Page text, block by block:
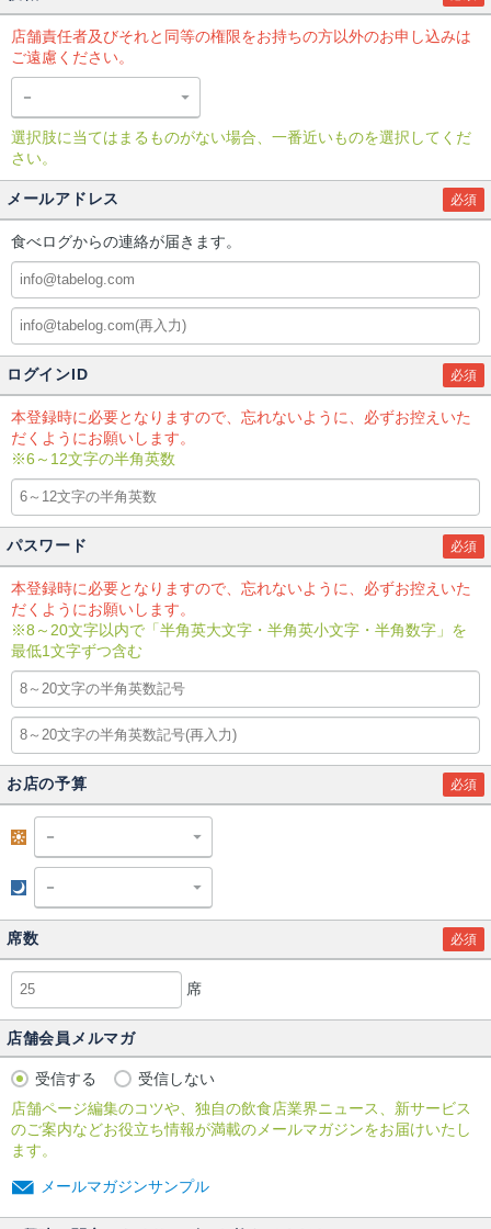
店舗責任者及びそれと同等の権限をお持ちの方以外のお申し込みは
ご遠慮ください。
選択肢に当てはまるものがない場合、一番近いものを選択してくだ
さい。
メールアドレス 必須
食べログからの連絡が届きます。
ログインID 必須
本登録時に必要となりますので、忘れないように、必ずお控えいた
だくようにお願いします。
※6～12文字の半角英数
パスワード 必須
本登録時に必要となりますので、忘れないように、必ずお控えいた
だくようにお願いします。
※8～20文字以内で「半角英大文字・半角英小文字・半角数字」を
最低1文字ずつ含む
お店の予算 必須
席数 必須
席
店舗会員メルマガ
受信する
受信しない
店舗ページ編集のコツや、独自の飲食店業界ニュース、新サービス
のご案内などお役立ち情報が満載のメールマガジンをお届けいたし
ます。
メールマガジンサンプル